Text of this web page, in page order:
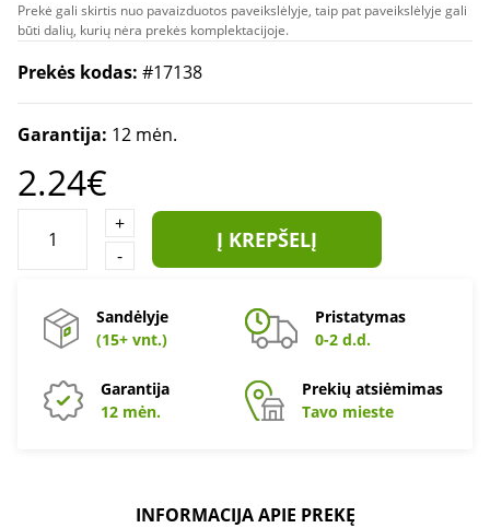
Prekė gali skirtis nuo pavaizduotos paveikslėlyje, taip pat paveikslėlyje gali
būti dalių, kurių nėra prekės komplektacijoje.
Prekės kodas: #17138
Garantija: 12 mėn.
2.24€
+
-
Į KREPŠELĮ
Sandėlyje
(15+ vnt.)
Pristatymas
0-2 d.d.
Garantija
12 mėn.
Prekių atsiėmimas
Tavo mieste
INFORMACIJA APIE PREKĘ